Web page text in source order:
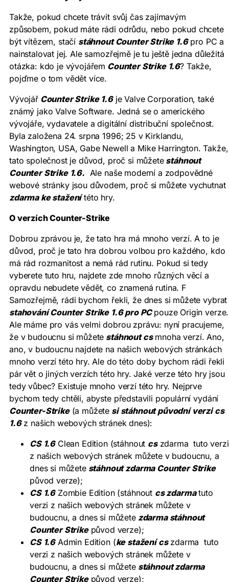
Takže, pokud chcete trávit svůj čas zajímavým
způsobem, pokud máte rádi odrůdu, nebo pokud chcete
být vítězem, stačí stáhnout Counter Strike 1.6pro PC a
nainstalovat jej. Ale samozřejmě je tu ještě jedna důležitá
otázka: kdo je vývojářem Counter Strike 1.6? Takže,
pojďme o tom vědět více.
VývojářCounter Strike 1.6je Valve Corporation, také
známý jako Valve Software. Jedná se o amerického
vývojáře, vydavatele a digitální distribuční společnost.
Byla založena 24. srpna 1996; 25 v Kirklandu,
Washington, USA, Gabe Newell a Mike Harrington. Takže,
tato společnost je důvod, proč si můžetestáhnout
Counter Strike 1.6. Ale naše moderní a zodpovědné
webové stránky jsou důvodem, proč si můžete vychutnat
zdarma ke staženítéto hry.
O verzích Counter-Strike
Dobrou zprávou je, že tato hra má mnoho verzí. A to je
důvod, proč je tato hra dobrou volbou pro každého, kdo
má rád rozmanitost a nemá rád rutinu. Pokud si tedy
vyberete tuto hru, najdete zde mnoho různých věcí a
opravdu nebudete vědět, co znamená rutina. F
Samozřejmě, rádi bychom řekli, že dnes si můžete vybrat
stahování Counter Strike 1.6 pro PCpouze Origin verze.
Ale máme pro vás velmi dobrou zprávu: nyní pracujeme,
že v budoucnu si můžete stáhnout csmnoha verzí. Ano,
ano, v budoucnu najdete na našich webových stránkách
mnoho verzí této hry. Ale do této doby bychom rádi řekli
pár vět o jiných verzích této hry. Jaké verze této hry jsou
tedy vůbec? Existuje mnoho verzí této hry. Nejprve
bychom tedy chtěli, abyste představili populární vydání
Counter-Strike(a můžete si stáhnout původní verzi cs
1.6z našich webových stránek dnes):
CS 1.6Clean Edition (stáhnout cszdarma tuto verzi
z našich webových stránek můžete v budoucnu, a
dnes si můžetestáhnout zdarma Counter Strike
původ verze);
CS 1.6Zombie Edition (stáhnout cs zdarmatuto
verzi z našich webových stránek můžete v
budoucnu, a dnes si můžetezdarma stáhnout
Counter Strikepůvod verze);
CS 1.6Admin Edition (ke stažení cszdarma tuto
verzi z našich webových stránek můžete v
budoucnu, a dnes si můžetestáhnout zdarma
Counter Strikepůvod verze);